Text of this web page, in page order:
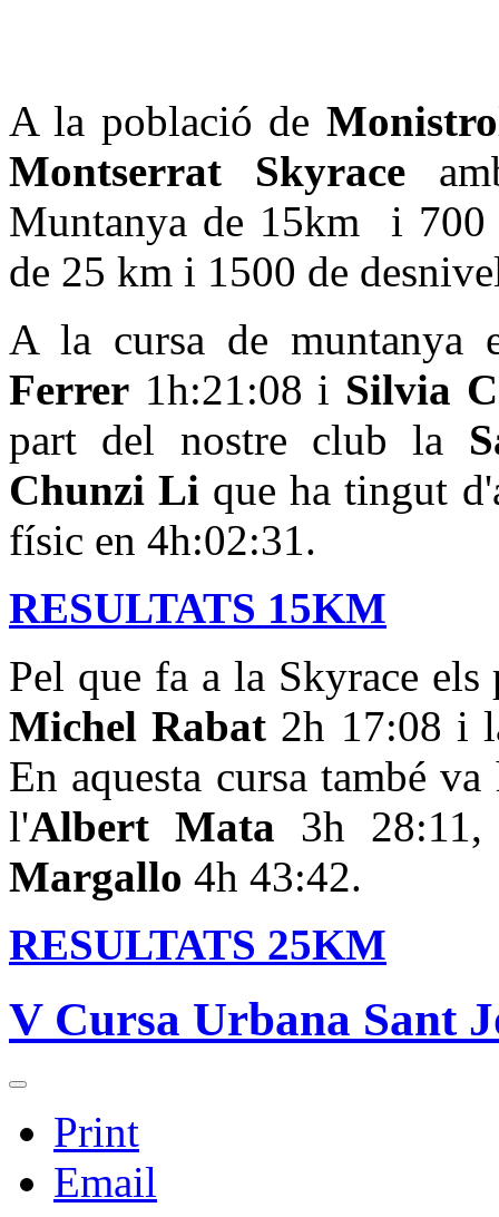
A la població de
Montserrat Skyrace
Muntanya de 15km i 700
de 25 km i 1500 de
A la cursa de muntanya
Ferrer 1h:21:08 i Silvia
part del nostre club la
Chunzi Li que ha tingut
físic en 4h:02:31.
RESULTATS 15KM
Pel que fa a la Skyrace
Michel Rabat 2h 17:08 i
En aquesta cursa també
l'Albert Mata 3h
Margallo 4h 43:42.
RESULTATS 25KM
V Cursa Urbana Sant
Print
Email